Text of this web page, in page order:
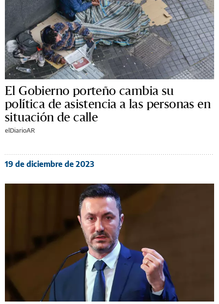
El Gobierno porteño cambia su
política de asistencia a las personas en
situación de calle
elDiarioAR
19 de diciembre de 2023